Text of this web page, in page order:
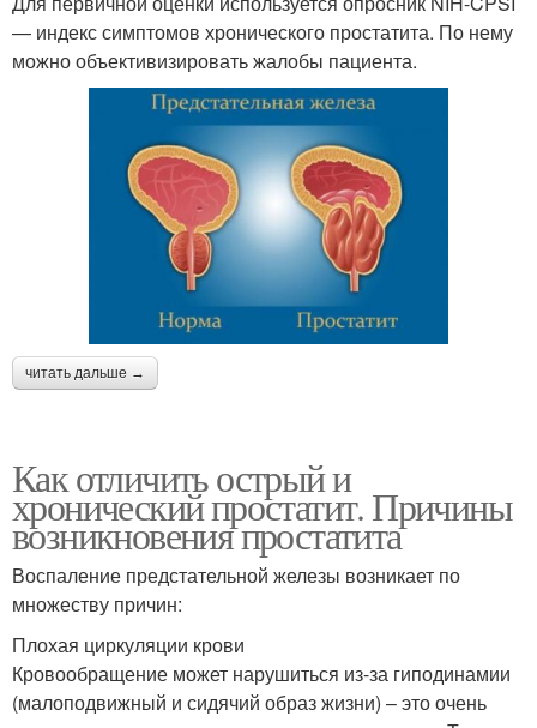
— индекс симптомов хронического простатита. По нему
можно объективизировать жалобы пациента.
читать дальше →
Как отличить острый и
хронический простатит. Причины
возникновения простатита
Воспаление предстательной железы возникает по
множеству причин:
Плохая циркуляции крови
Кровообращение может нарушиться из-за гиподинамии
(малоподвижный и сидячий образ жизни) – это очень